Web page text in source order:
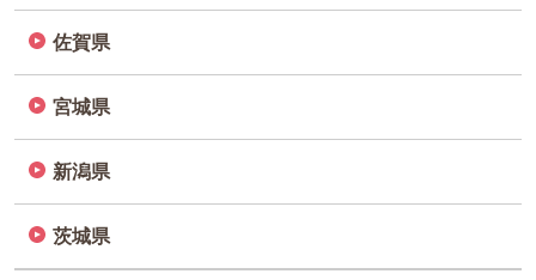
佐賀県
宮城県
新潟県
茨城県